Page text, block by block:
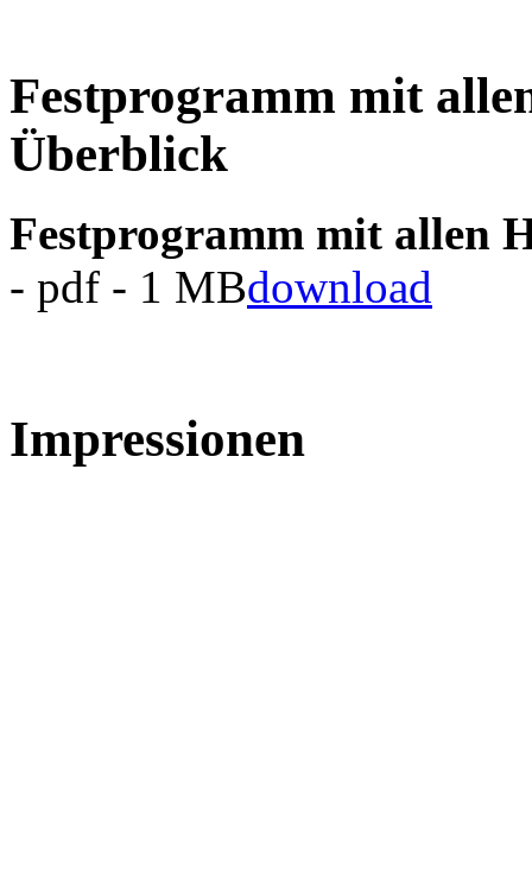
Festprogramm mit
Überblick
Festprogramm mit allen
- pdf - 1 MBdownload
Impressionen